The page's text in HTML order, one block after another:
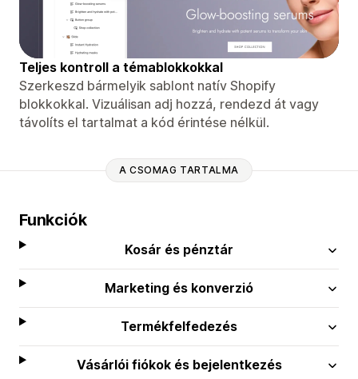
Teljes kontroll a témablokkokkal
Szerkeszd bármelyik sablont natív Shopify
blokkokkal. Vizuálisan adj hozzá, rendezd át vagy
távolíts el tartalmat a kód érintése nélkül.
A CSOMAG TARTALMA
Funkciók
Kosár és pénztár
Marketing és konverzió
Termékfelfedezés
Vásárlói fiókok és bejelentkezés